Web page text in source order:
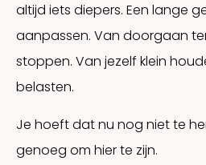
altijd iets diepers. Een lange
aanpassen. Van doorgaan
stoppen. Van jezelf klein
belasten.
Je hoeft dat nu nog niet te
genoeg om hier te zijn.